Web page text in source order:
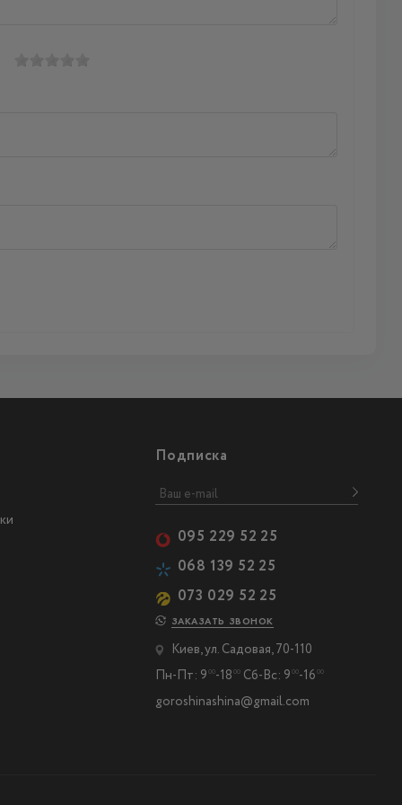
Подписка
095 229 52 25
068 139 52 25
073 029 52 25
ЗАКАЗАТЬ ЗВОНОК
Киев, ул. Садовая, 70-110
Пн-Пт: 9 00-18 00Сб-Вс: 9 00-16 00
goroshinashina@gmail.com